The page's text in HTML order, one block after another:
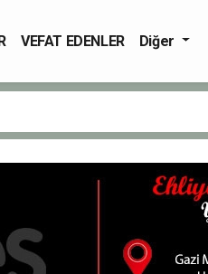
VEFAT EDENLER Diğer